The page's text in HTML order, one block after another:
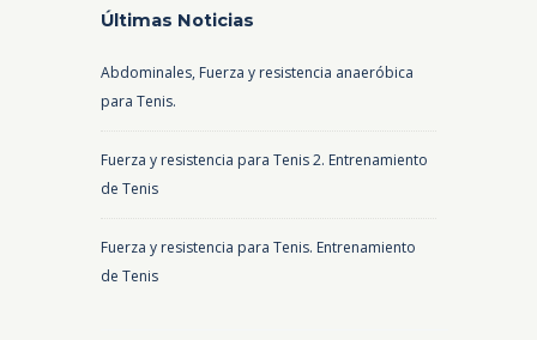
Últimas Noticias
Abdominales, Fuerza y resistencia anaeróbica
para Tenis.
Fuerza y resistencia para Tenis 2. Entrenamiento
de Tenis
Fuerza y resistencia para Tenis. Entrenamiento
de Tenis